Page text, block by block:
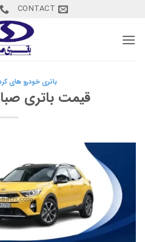
content
CONTACT
باتری خودرو های
قیمت باتری